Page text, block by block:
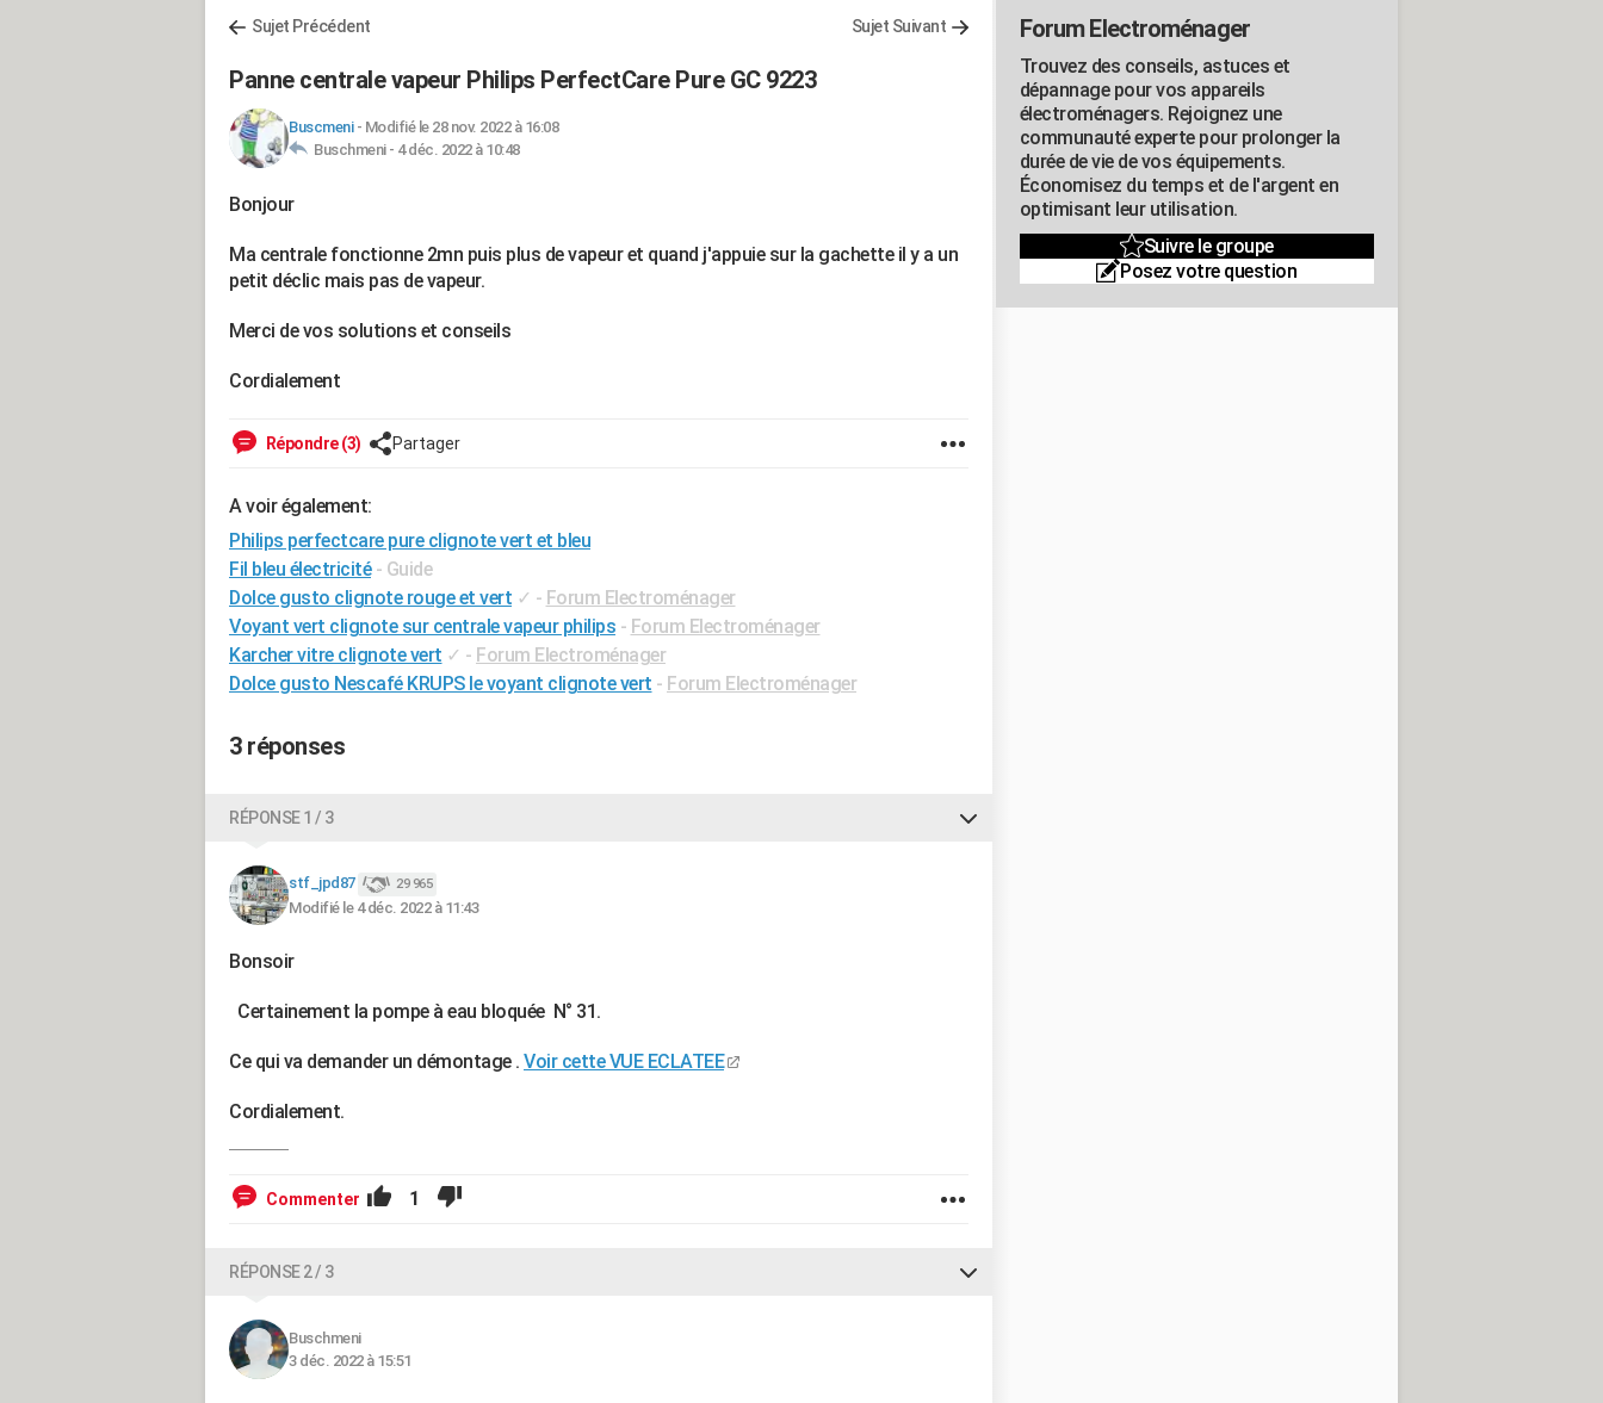
Sujet Précédent Sujet Suivant
Panne centrale vapeur Philips PerfectCare Pure GC 9223
Buscmeni- Modifié le 28 nov. 2022 à 16:08
Buschmeni - 4 déc. 2022 à 10:48
Bonjour
Ma centrale fonctionne 2mn puis plus de vapeur et quand j'appuie sur la gachette il y a un
petit déclic mais pas de vapeur.
Merci de vos solutions et conseils
Cordialement
Répondre (3) Partager
A voir également:
Philips perfectcare pure clignote vert et bleu
Fil bleu électricité - Guide
Dolce gusto clignote rouge et vert ✓ - Forum Electroménager
Voyant vert clignote sur centrale vapeur philips - Forum Electroménager
Karcher vitre clignote vert ✓ - Forum Electroménager
Dolce gusto Nescafé KRUPS le voyant clignote vert - Forum Electroménager
3 réponses
RÉPONSE 1 / 3
stf_jpd87 29 965
Modifié le 4 déc. 2022 à 11:43
Bonsoir
Certainement la pompe à eau bloquée N° 31.
Ce qui va demander un démontage . Voir cette VUE ECLATEE
Cordialement.
Commenter 1
RÉPONSE 2 / 3
Buschmeni
3 déc. 2022 à 15:51
Forum Electroménager
Trouvez des conseils, astuces et
dépannage pour vos appareils
électroménagers. Rejoignez une
communauté experte pour prolonger la
durée de vie de vos équipements.
Économisez du temps et de l'argent en
optimisant leur utilisation.
Suivre le groupe
Posez votre question